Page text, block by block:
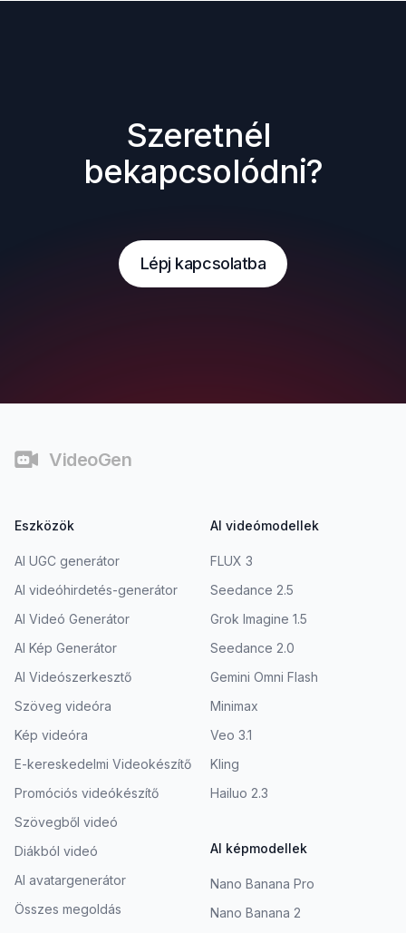
Szeretnél
bekapcsolódni?
Lépj kapcsolatba
VideoGen
Eszközök
AI UGC generátor
AI videóhirdetés-generátor
AI Videó Generátor
AI Kép Generátor
AI Videószerkesztő
Szöveg videóra
Kép videóra
E-kereskedelmi Videokészítő
Promóciós videókészítő
Szövegből videó
Diákból videó
AI avatargenerátor
Összes megoldás
AI videómodellek
FLUX 3
Seedance 2.5
Grok Imagine 1.5
Seedance 2.0
Gemini Omni Flash
Minimax
Veo 3.1
Kling
Hailuo 2.3
AI képmodellek
Nano Banana Pro
Nano Banana 2